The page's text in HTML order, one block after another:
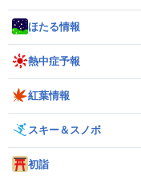
ほたる情報
熱中症予報
紅葉情報
スキー＆スノボ
初詣